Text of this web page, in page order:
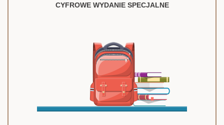
CYFROWE WYDANIE SPECJALNE